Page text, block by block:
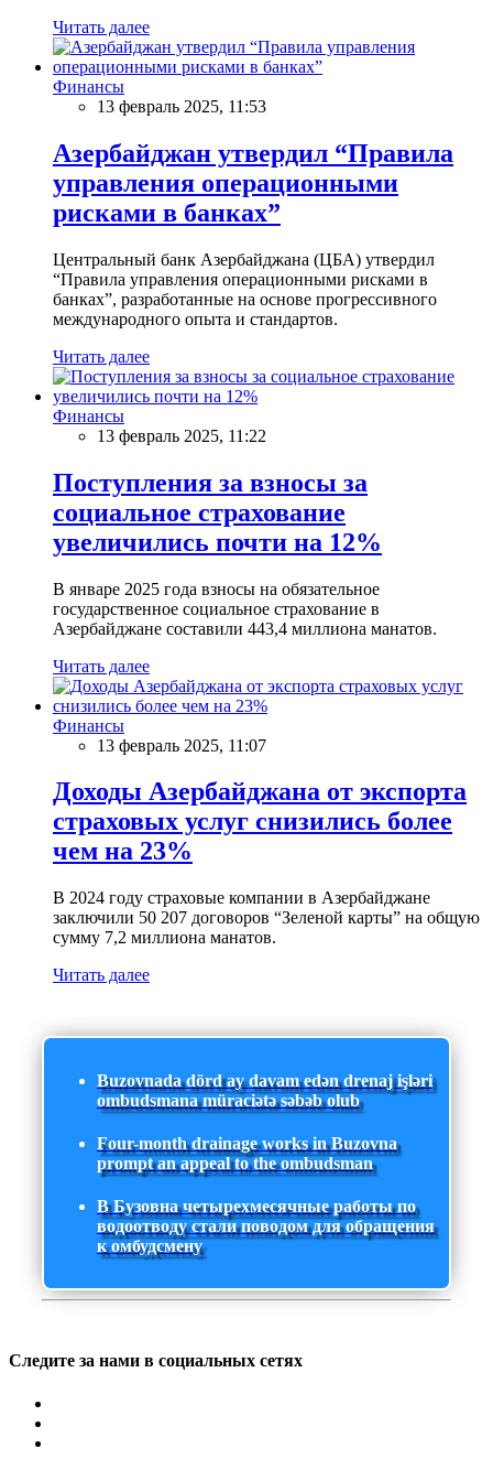
Читать далее
Финансы
13 февраль 2025, 11:53
Азербайджан утвердил “Правила
управления операционными
рисками в банках”
Центральный банк Азербайджана (ЦБА) утвердил
“Правила управления операционными рисками в
банках”, разработанные на основе прогрессивного
международного опыта и стандартов.
Читать далее
Финансы
13 февраль 2025, 11:22
Поступления за взносы за
социальное страхование
увеличились почти на 12%
В январе 2025 года взносы на обязательное
государственное социальное страхование в
Азербайджане составили 443,4 миллиона манатов.
Читать далее
Финансы
13 февраль 2025, 11:07
Доходы Азербайджана от экспорта
страховых услуг снизились более
чем на 23%
В 2024 году страховые компании в Азербайджане
заключили 50 207 договоров “Зеленой карты” на общую
сумму 7,2 миллиона манатов.
Читать далее
Buzovnada dörd ay davam edən drenaj işləri
ombudsmana müraciətə səbəb olub
Four-month drainage works in Buzovna
prompt an appeal to the ombudsman
В Бузовна четырехмесячные работы по
водоотводу стали поводом для обращения
к омбудсмену
Следите за нами в социальных сетях